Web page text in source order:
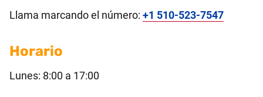
Llama marcando el número: +1 510-523-7547
Horario
Lunes: 8:00 a 17:00